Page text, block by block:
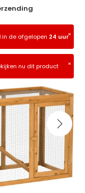
×
in de afgelopen 24 uur
×
nu dit product